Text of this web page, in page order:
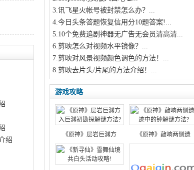
绍
3.讯飞星火帐号被封禁怎么办？...
4.今日头条答题恢复信用分10题答案!...
5.10个免费追剧神器无广告无会员清高清...
6.剪映怎么对视频水平镜像？...
7.剪映对风景视频颜色调色的方法！...
8.剪映去片头/片尾的方法介绍！...
游戏攻略
《原神》层岩巨渊方 《原神》敲响两侧遗